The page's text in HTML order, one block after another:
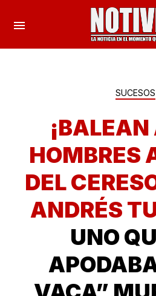
SUCESOS
¡BALEAN
HOMBRES
DEL
ANDRÉS
UNO